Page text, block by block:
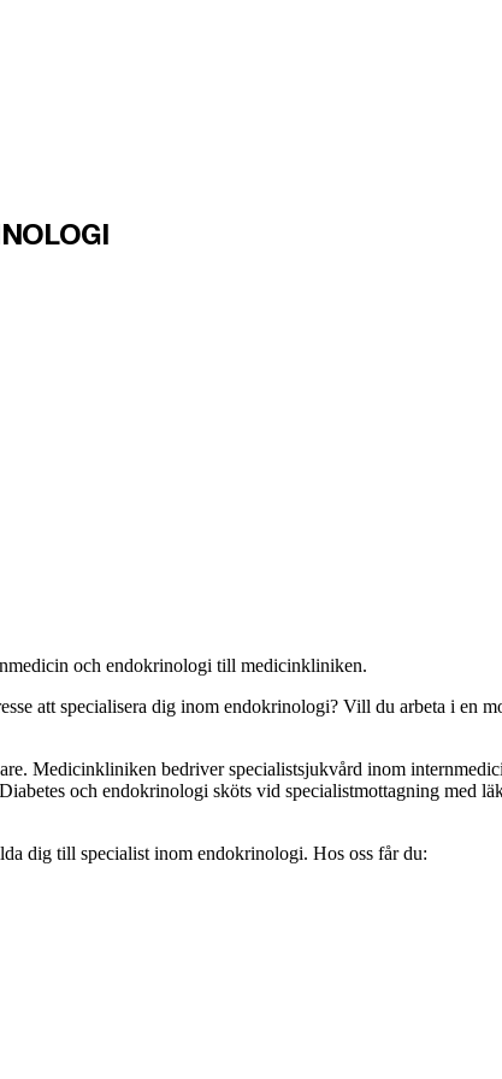
och endokrinologi till medicinkliniken.
att specialisera dig inom endokrinologi? Vill du arbeta i en
Medicinkliniken bedriver specialistsjukvård inom
och endokrinologi sköts vid specialistmottagning med
dig till specialist inom endokrinologi. Hos oss får du: